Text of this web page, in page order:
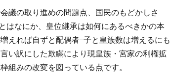
議の取り進めの問題点、国民のもどかしさ
はなにか、皇位継承は如何にあるべきかの本
えれば自ずと配偶者-子と皇族数は増えるにも
い訳にした欺瞞により現皇族・宮家の利権拡
組みの改変を図っている点です。